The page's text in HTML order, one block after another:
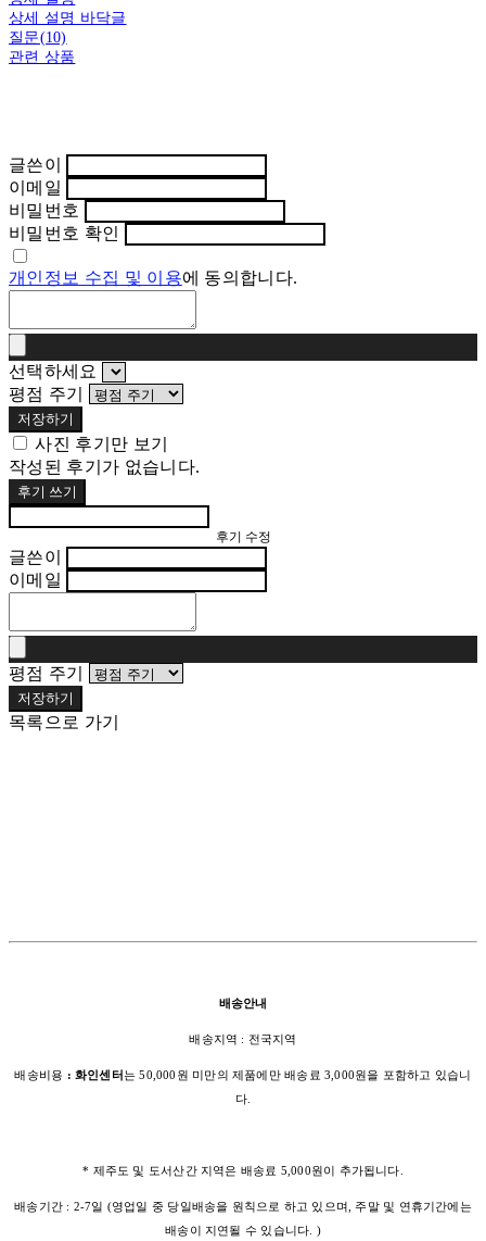
상세 설명 바닥글
질문(10)
관련 상품
글쓴이
이메일
비밀번호
비밀번호 확인
개인정보 수집 및 이용에 동의합니다.
선택하세요
평점 주기
저장하기
사진 후기만 보기
작성된 후기가 없습니다.
후기 쓰기
후기 수정
글쓴이
이메일
평점 주기
저장하기
목록으로 가기
배송안내
배송지역 : 전국지역
배송비용 : 화인센터는 50,000원 미만의 제품에만 배송료 3,000원을 포함하고 있습니
다.
* 제주도 및 도서산간 지역은 배송료 5,000원이 추가됩니다.
배송기간 : 2-7일 (영업일 중 당일배송을 원칙으로 하고 있으며, 주말 및 연휴기간에는
배송이 지연될 수 있습니다. )